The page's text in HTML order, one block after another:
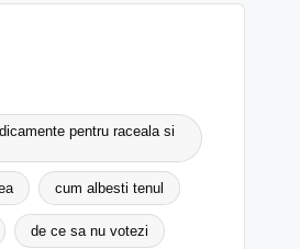
pentru raceala si
cum albesti tenul
de ce sa nu votezi